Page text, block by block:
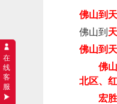
佛山到
佛山到
佛山到
佛
北区、
宏
在
线
客
服